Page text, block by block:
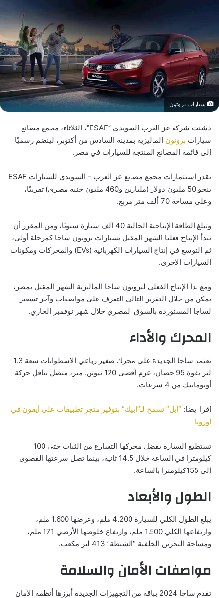
سيارات بروتون
دشنت شركة عز العرب السويدي “ESAF”، الثلاثاء، مجمع مصانع
سيارات بروتون الماليزية بمدينة السادس من أكتوبر، لينضم رسميًا
إلى قائمة المصانع المنتجة للسيارات في مصر.
تقدر استثمارات مجمع مصانع عز العرب – السويدي للسيارات ESAF
بنحو 50 مليون دولار (مليارين و460 مليون جنيه مصري) تقريبًا،
وعلى مساحة 70 ألف متر مربع.
وتبلغ الطاقة الإنتاجية الحالية 40 ألف سيارة سنويًا، ومن المقرر أن
يبدأ الإنتاج فعليا الشهر المقبل بسيارات بروتون ساجا كمرحلة أولى،
ثم التوسع في إنتاج السيارات الكهربائية (EVs) والمحركات ومكونات
السيارات الأخرى.
ومع بدأ الإنتاج الفعلي لبروتون ساجا الماليزية الشهر المقبل بمصر،
يمكن من خلال التقرير التالي التعرف على مواصفات وآخر تسعير
لساجا المستوردة بالسوق المصري خلال شهر نوفمبر الجاري.
المحرك والأداء
تعتمد ساجا الجديدة على محرك صغير رباعي الاسطوانات سعة 1.3
لتر بقوة 95 حصان، عزم أقصى 120 نيوتن. متر، متصل بناقل حركة
أوتوماتيك من 4 سرعات.
اقرا ايضا: “أبل” تسمح لـ”إبيك” بتوفير متجر تطبيقات على أيفون في
أوروبا
تستطيع السيارة بفضل محركها التسارع من الثبات حتى 100
كيلومترا في الساعة خلال 14.5 ثانية، بينما تصل سرعتها القصوى
إلى 155كيلومترا بالساعة.
الطول والأبعاد
يبلغ الطول الكلي للسيارة 4.200 ملم، وعرضها 1.600 ملم،
وارتفاعها الكلي 1.500 ملم، وارتفاع خلوصها الأرضي 171 ملم،
ومساحة التخزين الخلفية “الشنطة” 413 لتر مكعب.
مواصفات الأمان والسلامة
تقدم ساجا 2024 بباقة من التجهيزات الجديدة أبرزها أنظمة الأمان